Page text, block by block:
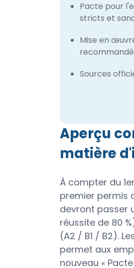
Pacte pour
stricts et
Mise en
Sources
Aperçu
matière
À compter du
premier permis
devront passer
réussite de 80
(A2 / B1 / B2).
permet aux
nouveau «